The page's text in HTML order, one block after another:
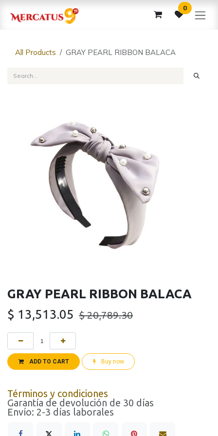
0
All Products GRAY PEARL RIBBON BALACA
GRAY PEARL RIBBON BALACA
$ 13,513.05 $20,789.30
ADD TO CART Buy now
Términos y condiciones
Garantía de devolución de 30 días
Envío: 2-3 días laborales